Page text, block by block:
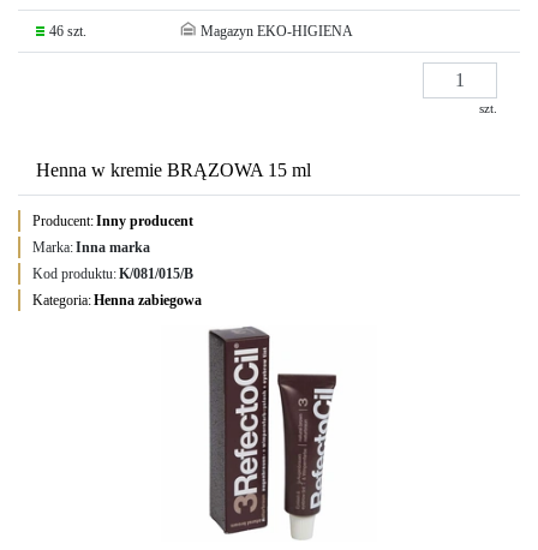
46 szt. Magazyn EKO-HIGIENA
szt.
Henna w kremie BRĄZOWA 15 ml
Producent:Inny producent
Marka:Inna marka
Kod produktu:K/081/015/B
Kategoria:Henna zabiegowa